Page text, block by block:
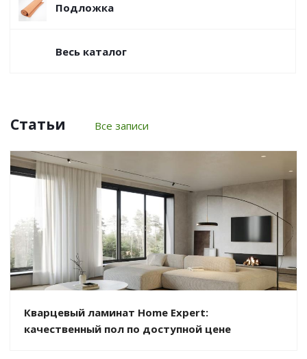
Подложка
Весь каталог
Статьи Все записи
Кварцевый ламинат Home Expert:
качественный пол по доступной цене